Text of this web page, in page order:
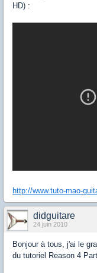
HD) :
http://www.tuto-mao-
didguitare
24 juin 2010
Bonjour à tous, j'ai le
du tutoriel Reason 4